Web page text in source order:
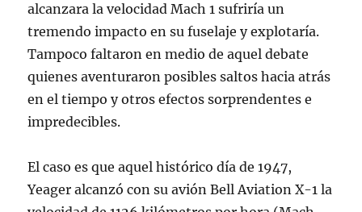
alcanzara la velocidad Mach 1 sufriría un
tremendo impacto en su fuselaje y explotaría.
Tampoco faltaron en medio de aquel debate
quienes aventuraron posibles saltos hacia atrás
en el tiempo y otros efectos sorprendentes e
impredecibles.
El caso es que aquel histórico día de 1947,
Yeager alcanzó con su avión Bell Aviation X-1 la